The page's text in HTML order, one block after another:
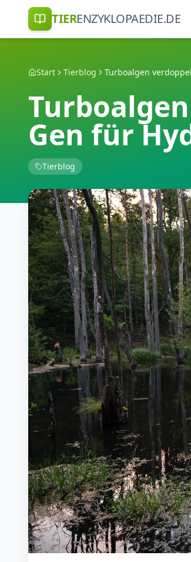
TIERENZYKLOPAEDIE.DE
Start Tierblog
Gen für
Tierblog